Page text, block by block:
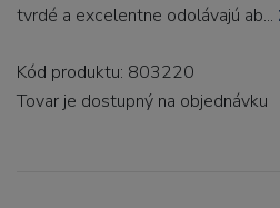
tvrdé a excelentne odolávajú ab...
Kód produktu: 803220
Tovar je dostupný na objednávku